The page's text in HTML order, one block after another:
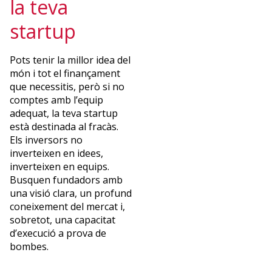
la teva
startup
Pots tenir la millor idea del
món i tot el finançament
que necessitis, però si no
comptes amb l’equip
adequat, la teva startup
està destinada al fracàs.
Els inversors no
inverteixen en idees,
inverteixen en equips.
Busquen fundadors amb
una visió clara, un profund
coneixement del mercat i,
sobretot, una capacitat
d’execució a prova de
bombes.